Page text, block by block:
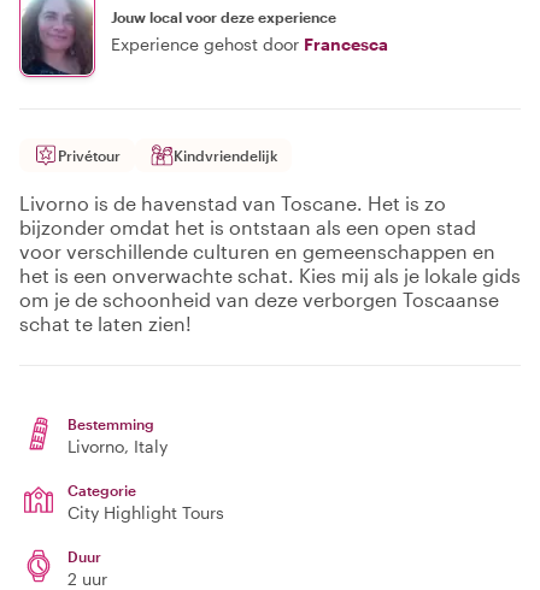
Jouw local voor deze experience
Experience gehost door Francesca
Privétour Kindvriendelijk
Livorno is de havenstad van Toscane. Het is zo
bijzonder omdat het is ontstaan als een open stad
voor verschillende culturen en gemeenschappen en
het is een onverwachte schat. Kies mij als je lokale gids
om je de schoonheid van deze verborgen Toscaanse
schat te laten zien!
Bestemming
Livorno, Italy
Categorie
City Highlight Tours
Duur
2 uur